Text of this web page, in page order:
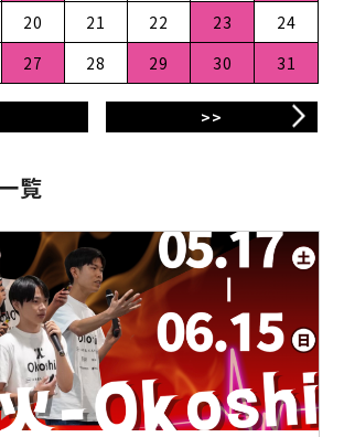
>>
20 21 22 23
24
27 28 29 30 31
覧